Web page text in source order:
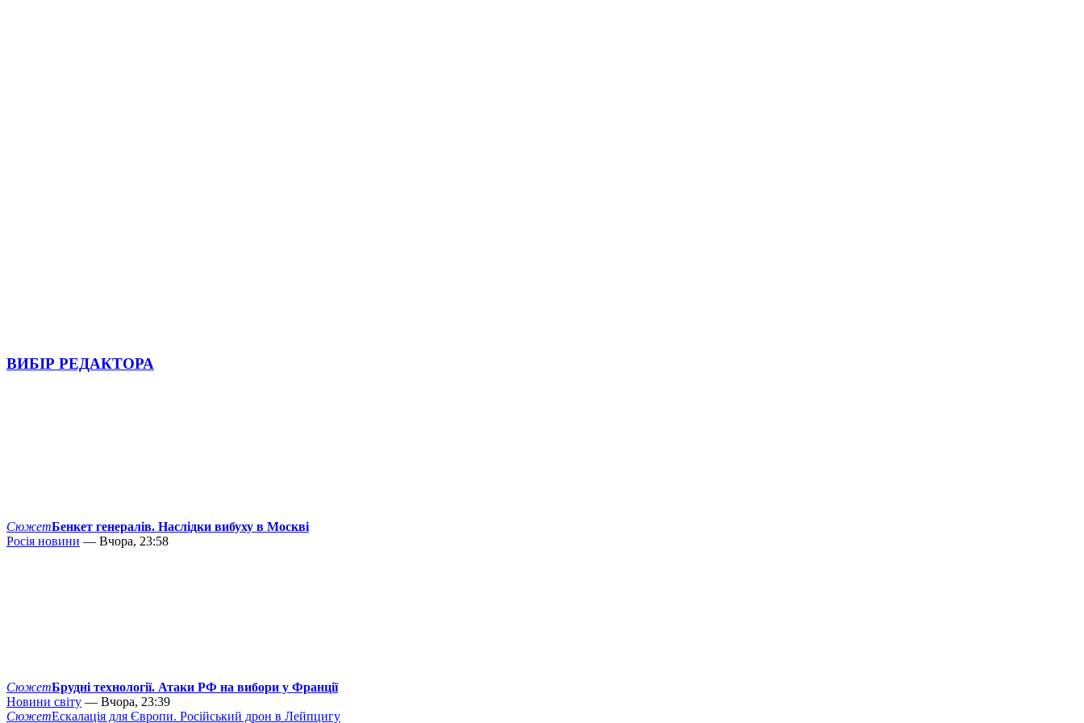
ВИБІР РЕДАКТОРА
СюжетБенкет генералів. Наслідки вибуху в Москві
Росія новини — Вчора, 23:58
СюжетБрудні технології. Атаки РФ на вибори у Франції
Новини світу — Вчора, 23:39
СюжетЕскалація для Європи. Російський дрон в Лейпцигу